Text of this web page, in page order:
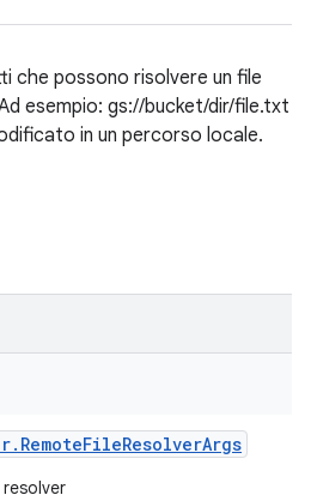
che possono risolvere un file
esempio: gs://bucket/dir/file.txt
in un percorso locale.
. RemoteFileResolverArgs